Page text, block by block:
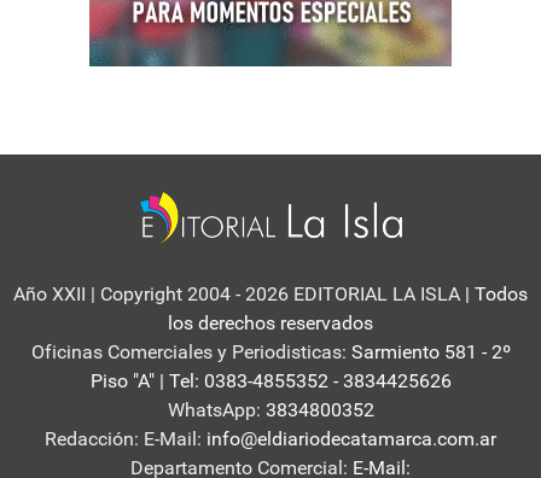
Año XXII | Copyright 2004 - 2026 EDITORIAL LA ISLA | Todos
los derechos reservados
Oficinas Comerciales y Periodisticas: Sarmiento 581 - 2º
Piso "A" | Tel: 0383-4855352 - 3834425626
WhatsApp: 3834800352
Redacción: E-Mail: info@eldiariodecatamarca.com.ar
Departamento Comercial: E-Mail: